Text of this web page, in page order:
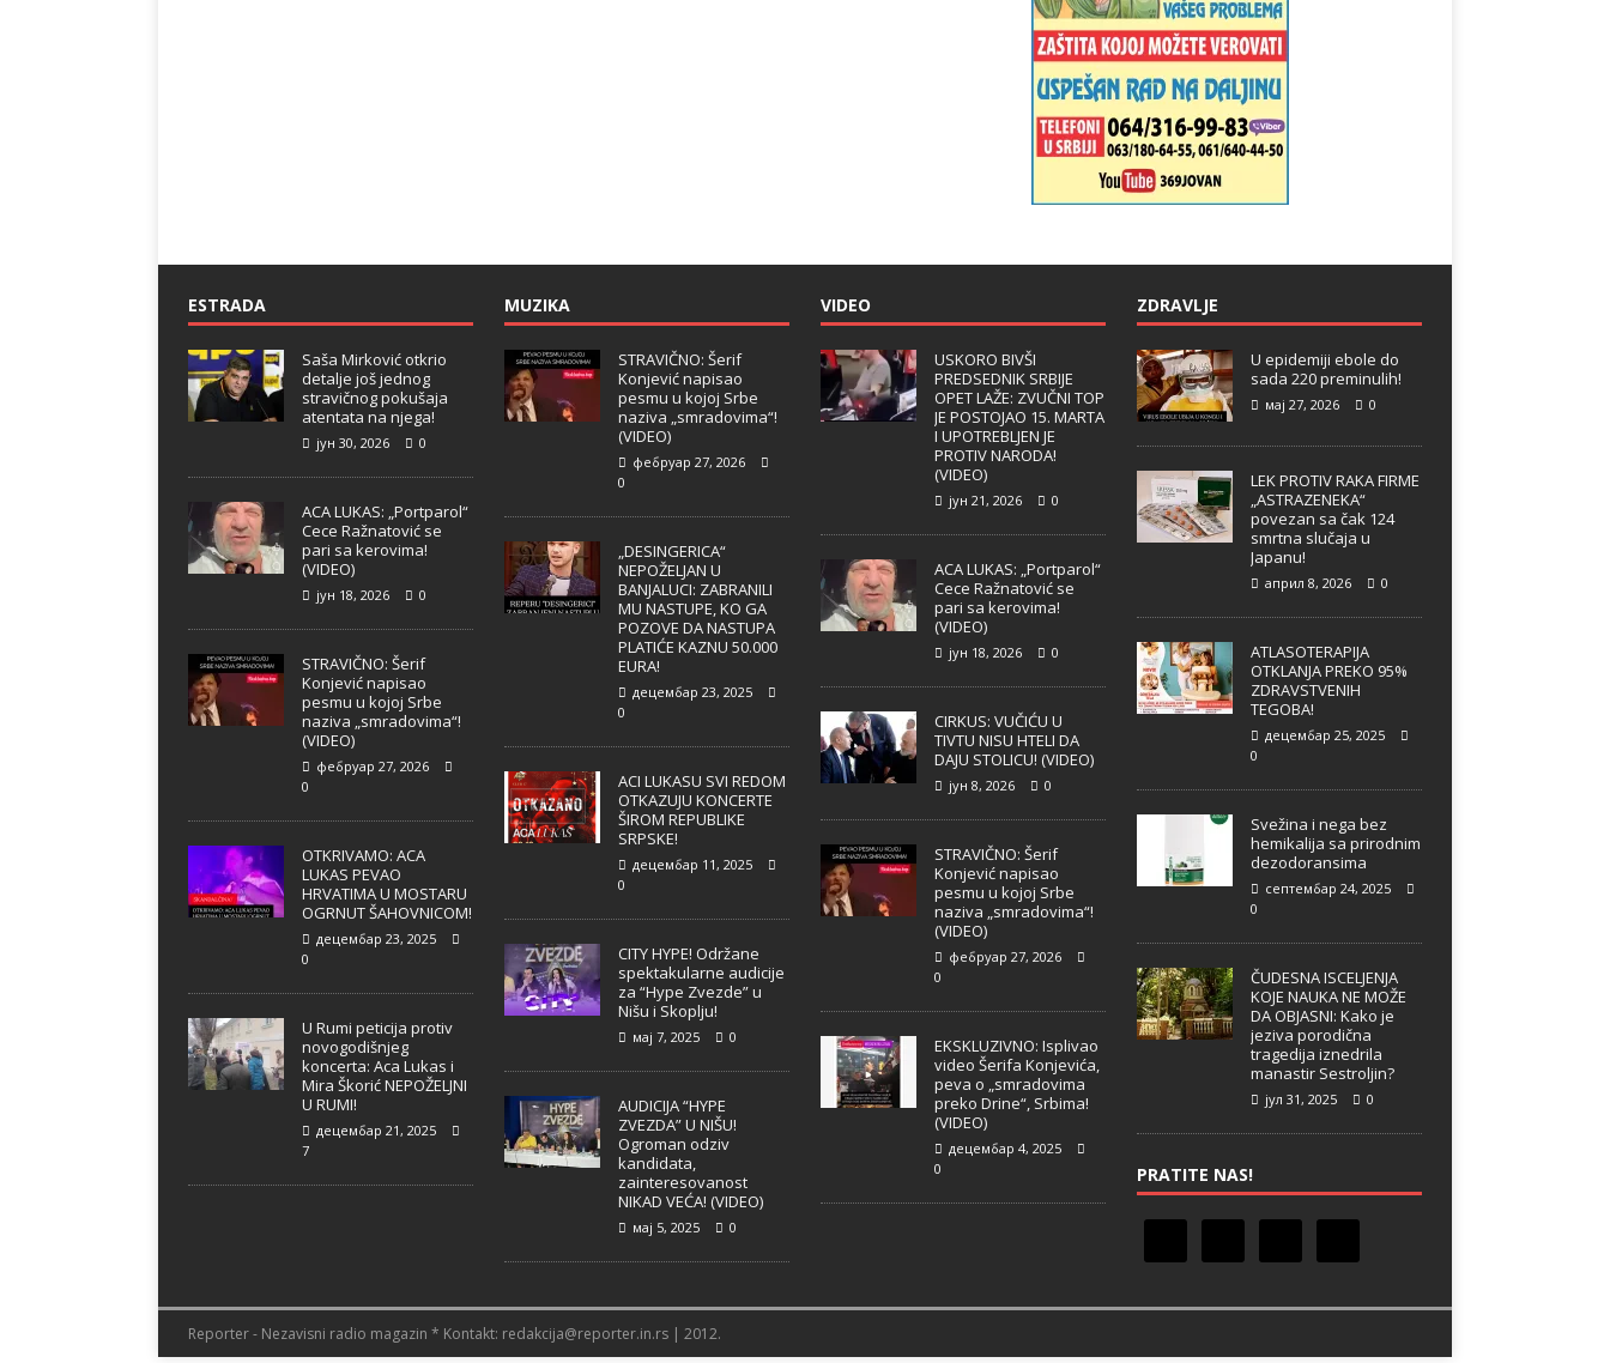
ESTRADA
Saša Mirković otkrio
detalje još jednog
stravičnog pokušaja
atentata na njega!
јун 30, 2026 0
ACA LUKAS: „Portparol“
Cece Ražnatović se
pari sa kerovima!
(VIDEO)
јун 18, 2026 0
STRAVIČNO: Šerif
Konjević napisao
pesmu u kojoj Srbe
naziva „smradovima“!
(VIDEO)
фебруар 27, 2026
0
OTKRIVAMO: ACA
LUKAS PEVAO
HRVATIMA U MOSTARU
OGRNUT ŠAHOVNICOM!
децембар 23, 2025
0
U Rumi peticija protiv
novogodišnjeg
koncerta: Aca Lukas i
Mira Škorić NEPOŽELJNI
U RUMI!
децембар 21, 2025
7
MUZIKA
STRAVIČNO: Šerif
Konjević napisao
pesmu u kojoj Srbe
naziva „smradovima“!
(VIDEO)
фебруар 27, 2026
0
„DESINGERICA“
NEPOŽELJAN U
BANJALUCI: ZABRANILI
MU NASTUPE, KO GA
POZOVE DA NASTUPA
PLATIĆE KAZNU 50.000
EURA!
децембар 23, 2025
0
ACI LUKASU SVI REDOM
OTKAZUJU KONCERTE
ŠIROM REPUBLIKE
SRPSKE!
децембар 11, 2025
0
CITY HYPE! Održane
spektakularne audicije
za “Hype Zvezde” u
Nišu i Skoplju!
мај 7, 2025 0
AUDICIJA “HYPE
ZVEZDA” U NIŠU!
Ogroman odziv
kandidata,
zainteresovanost
NIKAD VEĆA! (VIDEO)
мај 5, 2025 0
VIDEO
USKORO BIVŠI
PREDSEDNIK SRBIJE
OPET LAŽE: ZVUČNI TOP
JE POSTOJAO 15. MARTA
I UPOTREBLJEN JE
PROTIV NARODA!
(VIDEO)
јун 21, 2026 0
ACA LUKAS: „Portparol“
Cece Ražnatović se
pari sa kerovima!
(VIDEO)
јун 18, 2026 0
CIRKUS: VUČIĆU U
TIVTU NISU HTELI DA
DAJU STOLICU! (VIDEO)
јун 8, 2026 0
STRAVIČNO: Šerif
Konjević napisao
pesmu u kojoj Srbe
naziva „smradovima“!
(VIDEO)
фебруар 27, 2026
0
EKSKLUZIVNO: Isplivao
video Šerifa Konjevića,
peva o „smradovima
preko Drine“, Srbima!
(VIDEO)
децембар 4, 2025
0
ZDRAVLJE
U epidemiji ebole do
sada 220 preminulih!
мај 27, 2026 0
LEK PROTIV RAKA FIRME
„ASTRAZENEKA“
povezan sa čak 124
smrtna slučaja u
Japanu!
април 8, 2026 0
ATLASOTERAPIJA
OTKLANJA PREKO 95%
ZDRAVSTVENIH
TEGOBA!
децембар 25, 2025
0
Svežina i nega bez
hemikalija sa prirodnim
dezodoransima
септембар 24, 2025
0
ČUDESNA ISCELJENJA
KOJE NAUKA NE MOŽE
DA OBJASNI: Kako je
jeziva porodična
tragedija iznedrila
manastir Sestroljin?
јул 31, 2025 0
PRATITE NAS!
Reporter - Nezavisni radio magazin * Kontakt: redakcija@reporter.in.rs | 2012.